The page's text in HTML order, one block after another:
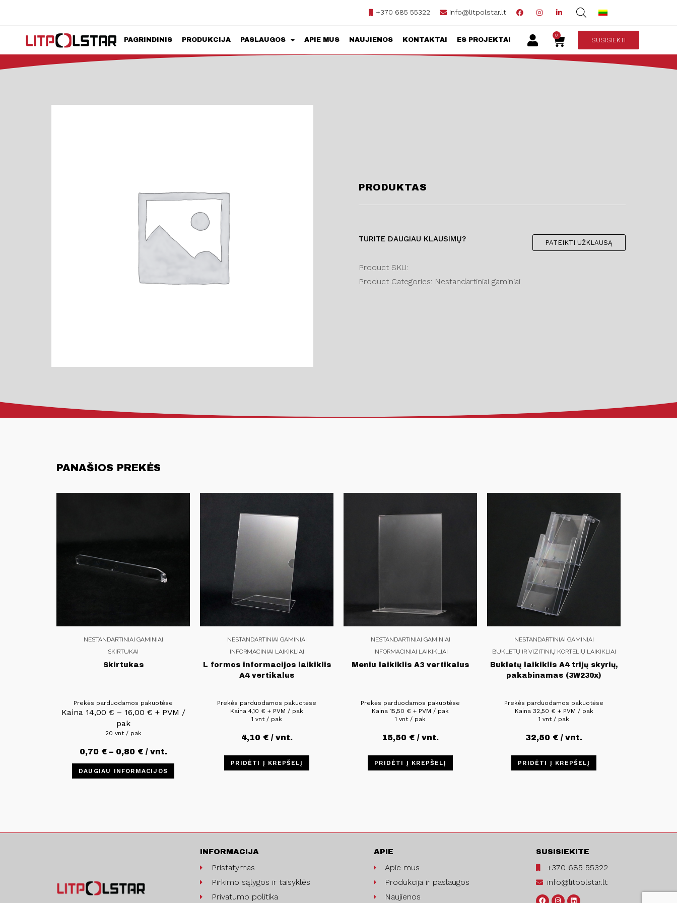
+370 685 55322 info@litpolstar.lt
PAGRINDINIS PRODUKCIJA PASLAUGOS APIE MUS NAUJIENOS KONTAKTAI ES PROJEKTAI
0
SUSISIEKTI
PRODUKTAS
TURITE DAUGIAU KLAUSIMŲ? PATEIKTI UŽKLAUSĄ
Product SKU:
Product Categories: Nestandartiniai gaminiai
PANAŠIOS PREKĖS
NESTANDARTINIAI GAMINIAI
SKIRTUKAI
Skirtukas
Prekės parduodamos pakuotėse
Kaina 14,00 € – 16,00 € + PVM /
pak
20 vnt / pak
0,70 €– 0,80 €/ vnt.
DAUGIAU INFORMACIJOS
NESTANDARTINIAI GAMINIAI
INFORMACINIAI LAIKIKLIAI
L formos informacijos laikiklis
A4 vertikalus
Prekės parduodamos pakuotėse
Kaina 4,10 € + PVM / pak
1 vnt / pak
4,10 €/ vnt.
PRIDĖTI Į KREPŠELĮ
NESTANDARTINIAI GAMINIAI
INFORMACINIAI LAIKIKLIAI
Meniu laikiklis A3 vertikalus
Prekės parduodamos pakuotėse
Kaina15,50 € + PVM / pak
1 vnt / pak
15,50 € / vnt.
PRIDĖTI Į KREPŠELĮ
NESTANDARTINIAI GAMINIAI
BUKLETŲ IR VIZITINIŲ KORTELIŲ LAIKIKLIAI
Bukletų laikiklis A4 trijų skyrių,
pakabinamas (3W230x)
Prekės parduodamos pakuotėse
Kaina 32,50 €+ PVM / pak
1 vnt / pak
32,50 € / vnt.
PRIDĖTI Į KREPŠELĮ
INFORMACIJA
Pristatymas
Pirkimo sąlygos ir taisyklės
Privatumo politika
APIE
Apie mus
Produkcija ir paslaugos
Naujienos
SUSISIEKITE
+370 685 55322
info@litpolstar.lt